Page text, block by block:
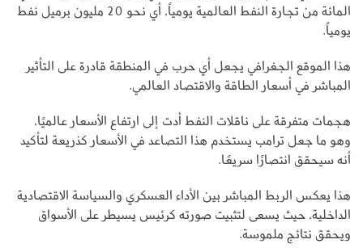
المائة من تجارة النفط العالمية يومياً، أي نحو 20 مليون برميل نفط
يومياً.
هذا الموقع الجغرافي يجعل أي حرب في المنطقة قادرة على التأثير
المباشر في أسعار الطاقة والاقتصاد العالمي.
هجمات متفرقة على ناقلات النفط أدت إلى ارتفاع الأسعار عالميًا،
وهو ما جعل ترامب يستخدم هذا التصاعد في الأسعار كذريعة لتأكيد
أنه سيحقق انتصارًا سريعًا.
هذا يعكس الربط المباشر بين الأداء العسكري والسياسة الاقتصادية
الداخلية، حيث يسعى لتثبيت صورته كرئيس يسيطر على الأسواق
ويحقق نتائج ملموسة.